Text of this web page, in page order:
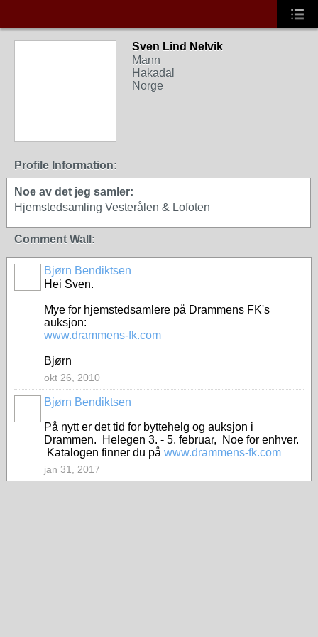
Sven Lind Nelvik
Mann
Hakadal
Norge
Profile Information:
Noe av det jeg samler:
Hjemstedsamling Vesterålen & Lofoten
Comment Wall:
Bjørn Bendiktsen
Hei Sven.
Mye for hjemstedsamlere på Drammens FK's
auksjon:
www.drammens-fk.com
Bjørn
okt 26, 2010
Bjørn Bendiktsen
På nytt er det tid for byttehelg og auksjon i
Drammen. Helegen 3. - 5. februar, Noe for enhver.
Katalogen finner du på www.drammens-fk.com
jan 31, 2017